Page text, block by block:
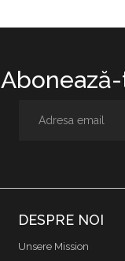
DESPRE NOI
Unsere Mission